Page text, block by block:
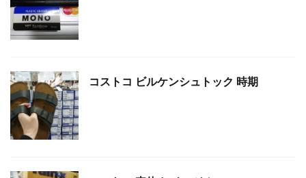
コストコ ビルケンシュトック 時期